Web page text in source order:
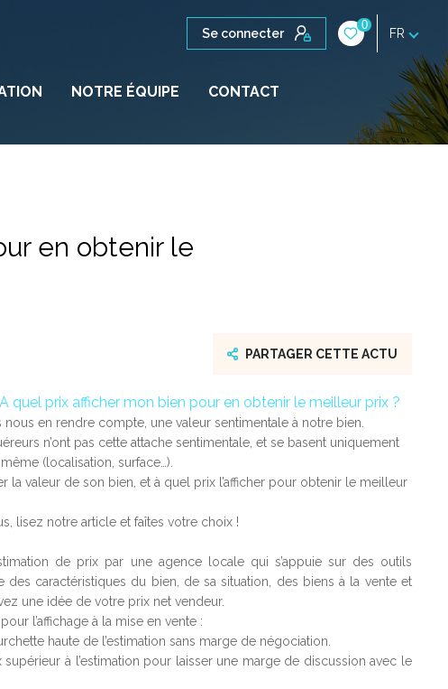
Se connecter
0
FR
NOTRE ÉQUIPE CONTACT
en obtenir le
PARTAGER CETTE ACTU
quel prix afficher mon bien pour en obtenir le meilleur prix ?
nous en rendre compte, une valeur sentimentale à notre bien.
n’ont pas cette attache sentimentale, et se basent uniquement
(localisation, surface…).
la valeur de son bien, et à quel prix l’afficher pour obtenir le meilleur
lisez notre article et faîtes votre choix !
de prix par une agence locale qui s’appuie sur des outils
des caractéristiques du bien, de sa situation, des biens à la vente et
une idée de votre prix net vendeur.
pour l’affichage à la mise en vente :
haute de l’estimation sans marge de négociation.
supérieur à l’estimation pour laisser une marge de discussion avec le